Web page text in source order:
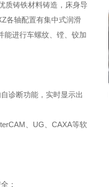
铸铁材料铸造，床身导
各轴配置有集中式润滑
能进行车螺纹、镗、铰加
诊断功能，实时显示出
、UG、CAXA等软
；